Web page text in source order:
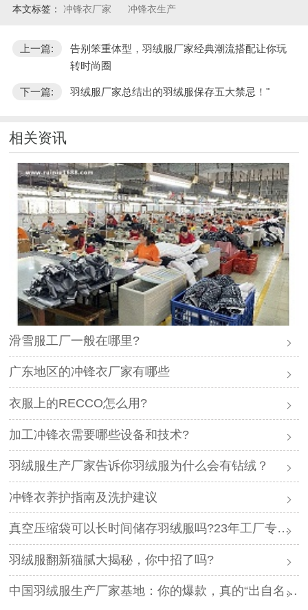
本文标签： 冲锋衣厂家 冲锋衣生产
上一篇:
告别笨重体型，羽绒服厂家经典潮流搭配让你玩
转时尚圈
下一篇: 羽绒服厂家总结出的羽绒服保存五大禁忌！"
相关资讯
滑雪服工厂一般在哪里?
广东地区的冲锋衣厂家有哪些
衣服上的RECCO怎么用?
加工冲锋衣需要哪些设备和技术?
羽绒服生产厂家告诉你羽绒服为什么会有钻绒？
冲锋衣养护指南及洗护建议
真空压缩袋可以长时间储存羽绒服吗?23年工厂专业解答
羽绒服翻新猫腻大揭秘，你中招了吗?
中国羽绒服生产厂家基地：你的爆款，真的“出自名门”吗？